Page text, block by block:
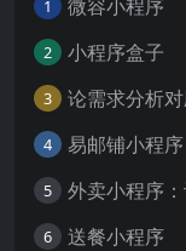
1 微容小程序
2 小程序盒子
3 论需求分析
4 易邮铺小程序
5 外卖小程序
6 送餐小程序